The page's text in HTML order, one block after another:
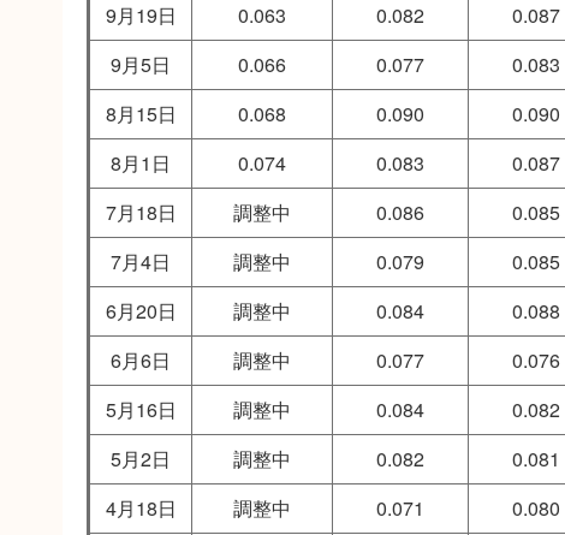
9月19日
0.063 0.082 0.087
9月5日
0.066 0.077 0.083
8月15日
0.068 0.090 0.090
8月1日
0.074 0.083 0.087
7月18日
調整中 0.086 0.085
7月4日
調整中 0.079 0.085
6月20日
調整中 0.084 0.088
6月6日
調整中 0.077 0.076
5月16日
調整中 0.084 0.082
5月2日
調整中 0.082 0.081
4月18日
調整中 0.071 0.080